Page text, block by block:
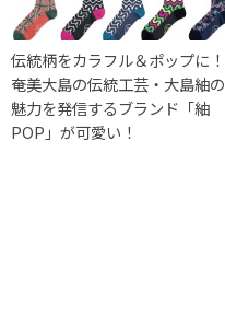
伝統柄をカラフル＆ポップに！
奄美大島の伝統工芸・大島紬の
魅力を発信するブランド「紬
POP」が可愛い！